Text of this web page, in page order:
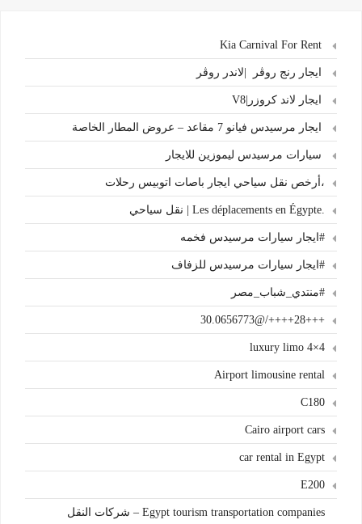
ايجار رنج روڤر |لاندر روڤر
ايجار لاند كروزر|V8
ايجار مرسيدس فيانو 7 مقاعد – عروض المطار الخاصة
سيارات مرسيدس ليموزين للايجار
،أرخص نقل سياحي ايجار باصات اتوبيس رحلات
.Les déplacements en Égypte | نقل سياحي
#ايجار سيارات مرسيدس فخمه
#ايجار سيارات مرسيدس للزفاف
#منتدي_شباب_مصر
+++28++++/@30.0656773
4×4 luxury limo
Airport limousine rental
C180
Cairo airport cars
car rental in Egypt
E200
Egypt tourism transportation companies – شركات النقل